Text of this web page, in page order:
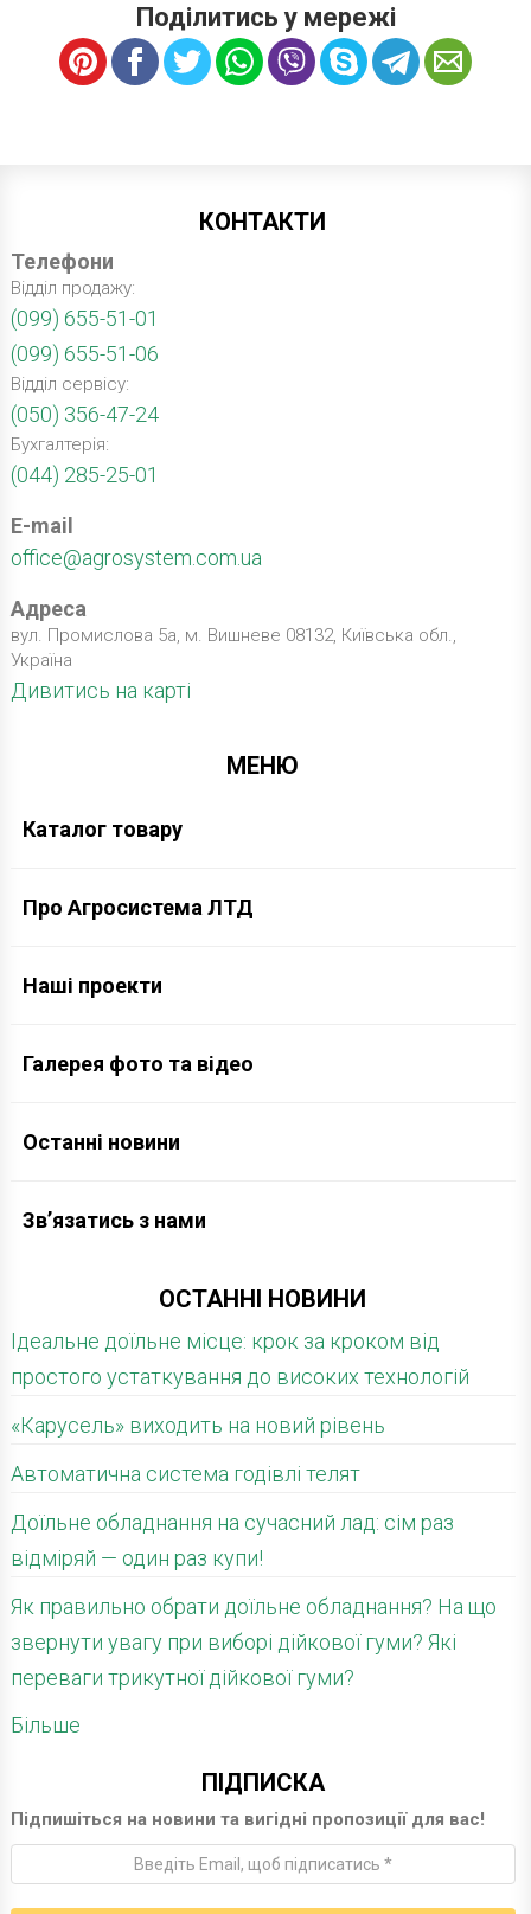
Поділитись у мережі
КОНТАКТИ
Телефони
Відділ продажу:
(099) 655-51-01
(099) 655-51-06
Відділ сервісу:
(050) 356-47-24
Бухгалтерія:
(044) 285-25-01
E-mail
office@agrosystem.com.ua
Адреса
вул. Промислова 5а, м. Вишневе 08132, Київська обл.,
Україна
Дивитись на карті
МЕНЮ
Каталог товару
Про Агросистема ЛТД
Наші проекти
Галерея фото та відео
Останні новини
Зв’язатись з нами
ОСТАННІ НОВИНИ
Ідеальне доїльне місце: крок за кроком від
простого устаткування до високих технологій
«Карусель» виходить на новий рівень
Автоматична система годівлі телят
Доїльне обладнання на сучасний лад: сім раз
відміряй — один раз купи!
Як правильно обрати доїльне обладнання? На що
звернути увагу при виборі дійкової гуми? Які
переваги трикутної дійкової гуми?
Більше
ПІДПИСКА
Підпишіться на новини та вигідні пропозиції для вас!